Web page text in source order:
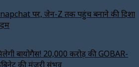
पर, जेन-Z तक पहुंच बनाने की दिशा
बायोगैस! ₹20,000 करोड़ की GOBAR-
की मंजूरी संभव